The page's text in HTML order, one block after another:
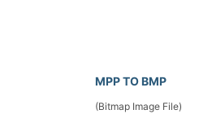
MPP TO BMP
(Bitmap Image File)